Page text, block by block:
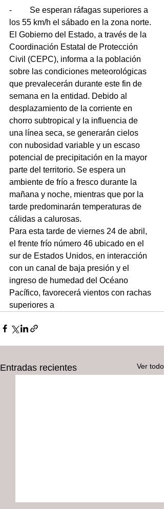
-	Se esperan ráfagas superiores a
los 55 km/h el sábado en la zona norte.
El Gobierno del Estado, a través de la
Coordinación Estatal de Protección
Civil (CEPC), informa a la población
sobre las condiciones meteorológicas
que prevalecerán durante este fin de
semana en la entidad. Debido al
desplazamiento de la corriente en
chorro subtropical y la influencia de
una línea seca, se generarán cielos
con nubosidad variable y un escaso
potencial de precipitación en la mayor
parte del territorio. Se espera un
ambiente de frío a fresco durante la
mañana y noche, mientras que por la
tarde predominarán temperaturas de
cálidas a calurosas.
Para esta tarde de viernes 24 de abril,
el frente frío número 46 ubicado en el
sur de Estados Unidos, en interacción
con un canal de baja presión y el
ingreso de humedad del Océano
Pacífico, favorecerá vientos con rachas
superiores a
Entradas recientes Ver todo